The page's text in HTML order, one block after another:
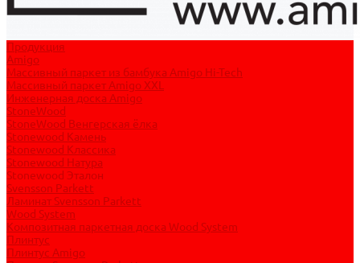
Продукция
Amigo
Массивный паркет из бамбука Amigo Hi-Tech
Массивный паркет Amigo XXL
Инженерная доска Amigo
StoneWood
StoneWood Венгерская ёлка
Stonewood Камень
Stonewood Классика
Stonewood Натура
Stonewood Эталон
Svensson Parkett
Ламинат Svensson Parkett
Wood System
Композитная паркетная доска Wood System
Плинтус
Плинтус Amigo